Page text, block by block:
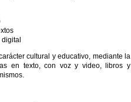
cultural y educativo, mediante la
en texto, con voz y video, libros y